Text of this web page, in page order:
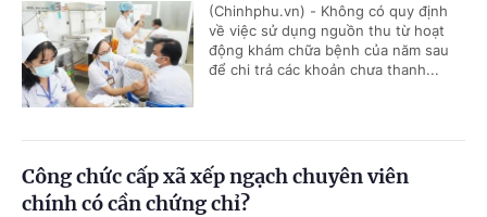
(Chinhphu.vn) - Không có quy định
về việc sử dụng nguồn thu từ hoạt
động khám chữa bệnh của năm sau
để chi trả các khoản chưa thanh...
Công chức cấp xã xếp ngạch chuyên viên
chính có cần chứng chỉ?